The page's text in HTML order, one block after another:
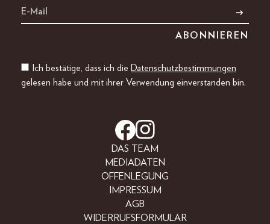
Ich bestätige, dass ich die Datenschutzbestimmungen
gelesen habe und mit ihrer Verwendung einverstanden bin.
DAS TEAM
MEDIADATEN
OFFENLEGUNG
IMPRESSUM
AGB
WIDERRUFSFORMULAR